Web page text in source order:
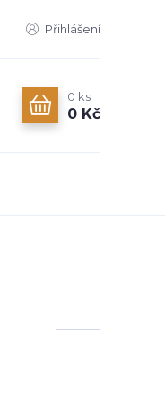
Přihlášení
0 ks
0 Kč